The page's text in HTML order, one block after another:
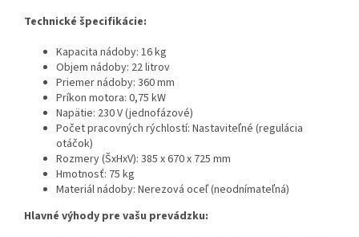
Technické špecifikácie:
Kapacita nádoby: 16 kg
Objem nádoby: 22 litrov
Priemer nádoby: 360 mm
Príkon motora: 0,75 kW
Napätie: 230 V (jednofázové)
Počet pracovných rýchlostí: Nastaviteľné (regulácia
otáčok)
Rozmery (ŠxHxV): 385 x 670 x 725 mm
Hmotnosť: 75 kg
Materiál nádoby: Nerezová oceľ (neodnímateľná)
Hlavné výhody pre vašu prevádzku: